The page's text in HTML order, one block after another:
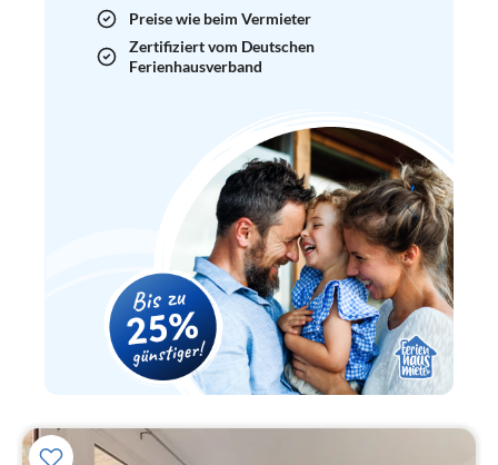
Preise wie beim Vermieter
Zertifiziert vom Deutschen
Ferienhausverband